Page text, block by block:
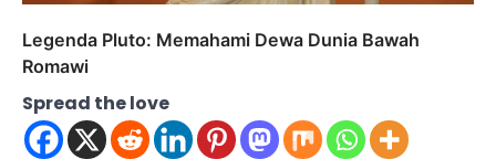
Legenda Pluto: Memahami Dewa Dunia Bawah
Romawi
Spread the love